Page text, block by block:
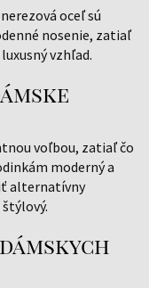
oceľ sú
nosenie, zatiaľ
vzhľad.
voľbou, zatiaľ čo
moderný a
alternatívny